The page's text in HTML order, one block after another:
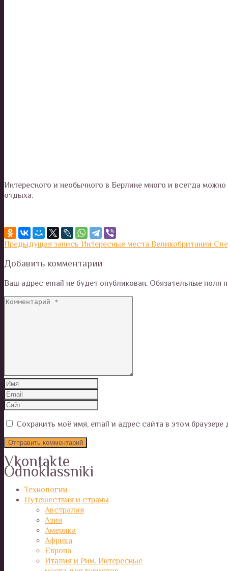
Интересного и необычного в Берлине много и всегда
отдыха.
Предыдущая запись Интересные места Великобритании
Добавить комментарий
Ваш адрес email не будет опубликован. Обязательные поля
Сохранить моё имя, email и адрес сайта в этом
Vkontakte
Odnoklassniki
Технологии
Путешествия и страны
Австралия
Азия
Америка
Африка
Европа
Италия и Рим. Интересные